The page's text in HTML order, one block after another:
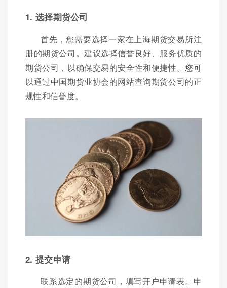
1. 选择期货公司
首先，您需要选择一家在上海期货交易所注
册的期货公司。建议选择信誉良好、服务优质的
期货公司，以确保交易的安全性和便捷性。您可
以通过中国期货业协会的网站查询期货公司的正
规性和信誉度。
2. 提交申请
联系选定的期货公司，填写开户申请表。申